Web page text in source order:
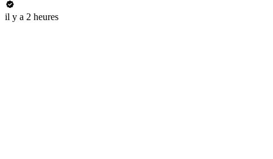
il y a 2 heures